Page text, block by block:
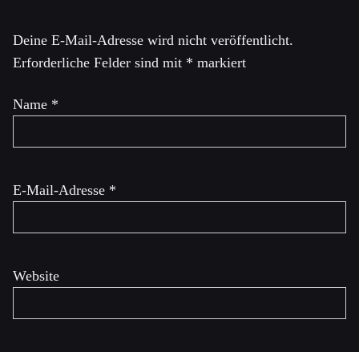
Deine E-Mail-Adresse wird nicht veröffentlicht.
Erforderliche Felder sind mit * markiert
Name *
E-Mail-Adresse *
Website